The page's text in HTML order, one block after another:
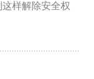
样解除安全权